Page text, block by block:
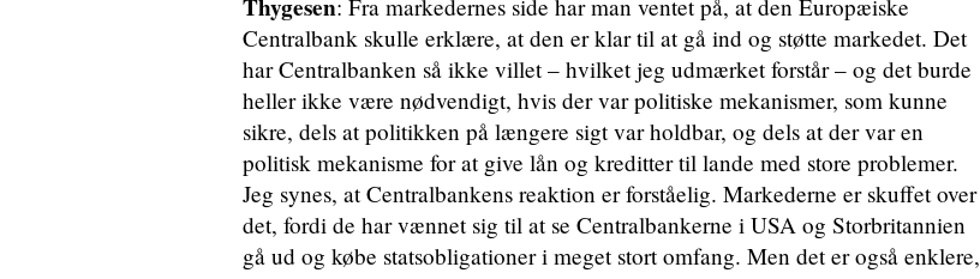
Thygesen: Fra markedernes side har man ventet på, at den Europæiske
Centralbank skulle erklære, at den er klar til at gå ind og støtte markedet. Det
har Centralbanken så ikke villet – hvilket jeg udmærket forstår – og det burde
heller ikke være nødvendigt, hvis der var politiske mekanismer, som kunne
sikre, dels at politikken på længere sigt var holdbar, og dels at der var en
politisk mekanisme for at give lån og kreditter til lande med store problemer.
Jeg synes, at Centralbankens reaktion er forståelig. Markederne er skuffet over
det, fordi de har vænnet sig til at se Centralbankerne i USA og Storbritannien
gå ud og købe statsobligationer i meget stort omfang. Men det er også enklere,